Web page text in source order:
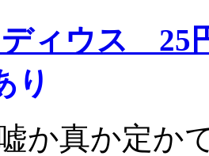
ディウス 25
り
か真か定か